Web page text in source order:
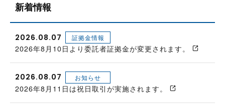
新着情報
2026.08.07 証拠金情報
2026年8月10日より委託者証拠金が変更されます。
2026.08.07 お知らせ
2026年8月11日は祝日取引が実施されます。